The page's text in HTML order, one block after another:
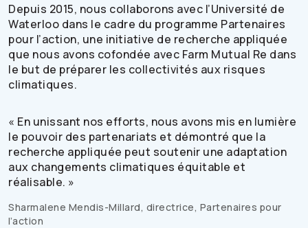
Depuis 2015, nous collaborons avec l’Université de
Waterloo dans le cadre du programme Partenaires
pour l’action, une initiative de recherche appliquée
que nous avons cofondée avec Farm Mutual Re dans
le but de préparer les collectivités aux risques
climatiques.
« En unissant nos efforts, nous avons mis en lumière
le pouvoir des partenariats et démontré que la
recherche appliquée peut soutenir une adaptation
aux changements climatiques équitable et
réalisable. »
Sharmalene Mendis-Millard, directrice, Partenaires pour
l’action